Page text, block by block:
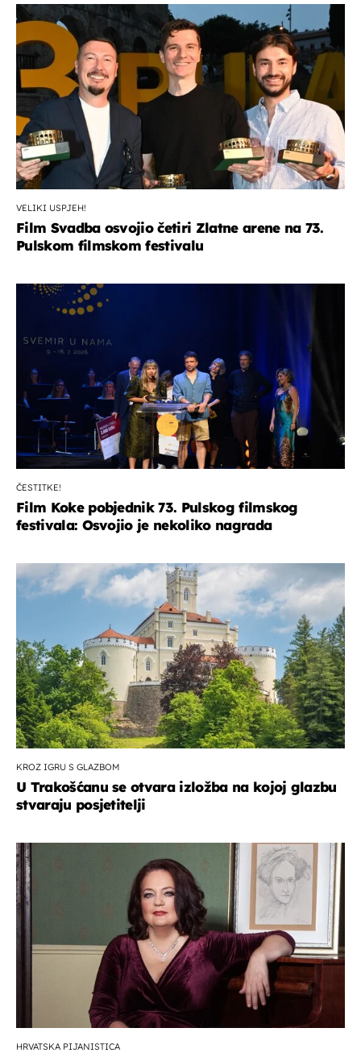
VELIKI USPJEH!
Film Svadba osvojio četiri Zlatne arene na 73.
Pulskom filmskom festivalu
ČESTITKE!
Film Koke pobjednik 73. Pulskog filmskog
festivala: Osvojio je nekoliko nagrada
KROZ IGRU S GLAZBOM
U Trakošćanu se otvara izložba na kojoj glazbu
stvaraju posjetitelji
HRVATSKA PIJANISTICA